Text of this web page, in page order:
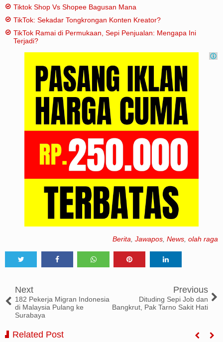
Tiktok Shop Vs Shopee Bagusan Mana
TikTok: Sekadar Tongkrongan Konten Kreator?
TikTok Ramai di Permukaan, Sepi Penjualan: Mengapa Ini
Terjadi?
Berita Jawapos News olah raga
Next
182 Pekerja Migran Indonesia
di Malaysia Pulang ke
Surabaya
Previous
Dituding Sepi Job dan
Bangkrut, Pak Tarno Sakit Hati
Related Post